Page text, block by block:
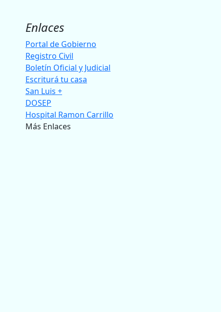
Enlaces
Portal de Gobierno
Registro Civil
Boletín Oficial y Judicial
Escriturá tu casa
San Luis +
DOSEP
Hospital Ramon Carrillo
Más Enlaces